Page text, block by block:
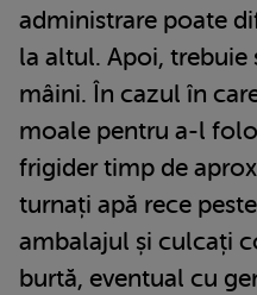
administrare poate
la altul. Apoi, trebuie
mâini. În cazul în
moale pentru a-l
frigider timp de
turnați apă rece
ambalajul și culcați
burtă, eventual cu